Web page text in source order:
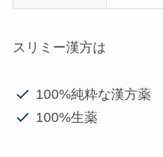
スリミー漢方は
100%純粋な漢方薬
100%生薬